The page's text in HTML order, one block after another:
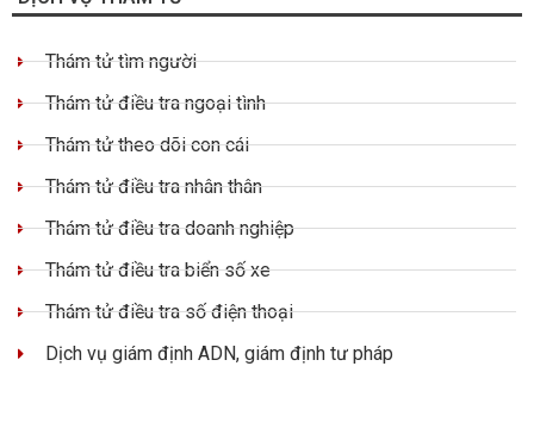
Thám tử tìm người
Thám tử điều tra ngoại tình
Thám tử theo dõi con cái
Thám tử điều tra nhân thân
Thám tử điều tra doanh nghiệp
Thám tử điều tra biển số xe
Thám tử điều tra số điện thoại
Dịch vụ giám định ADN, giám định tư pháp